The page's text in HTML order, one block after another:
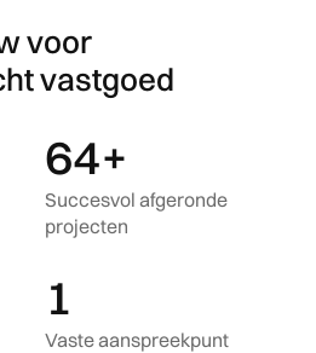
voor
vastgoed
64+
Succesvol afgeronde
projecten
1
Vaste aanspreekpunt